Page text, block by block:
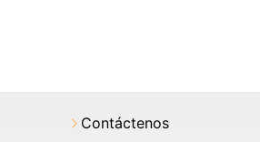
Contáctenos